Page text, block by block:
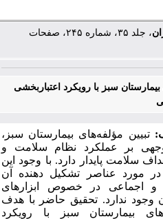
، جلد ۳۵، شماره ۲۴۵، صفحات
سبز با رویکرد اعتباربخشی
تبیین مؤلفه‌های بیمارستان سبز،
بر عملکرد نظام سلامت و
سلامت پایدار دارد. با وجود این
مورد عناصر تشکیل ‌دهنده آن
اجماعی
در خصوص
ابزارهای
وجود ندارد. تحقیق حاضر با هدف
بیمارستان سبز با رویکرد